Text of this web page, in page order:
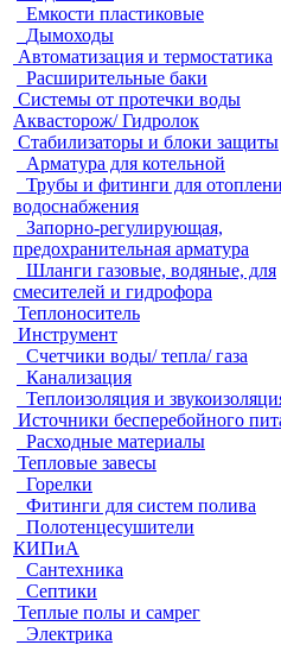
Емкости пластиковые
Дымоходы
Автоматизация и термостатика
Расширительные баки
Системы от протечки воды
Аквасторож/ Гидролок
Стабилизаторы и блоки защиты
Арматура для котельной
Трубы и фитинги для
водоснабжения
Запорно-регулирующая,
предохранительная арматура
Шланги газовые, водяные, для
смесителей и гидрофора
Теплоноситель
Инструмент
Счетчики воды/ тепла/ газа
Канализация
Теплоизоляция и
Источники бесперебойного
Расходные материалы
Тепловые завесы
Горелки
Фитинги для систем полива
Полотенцесушители
КИПиА
Сантехника
Септики
Теплые полы и самрег
Электрика